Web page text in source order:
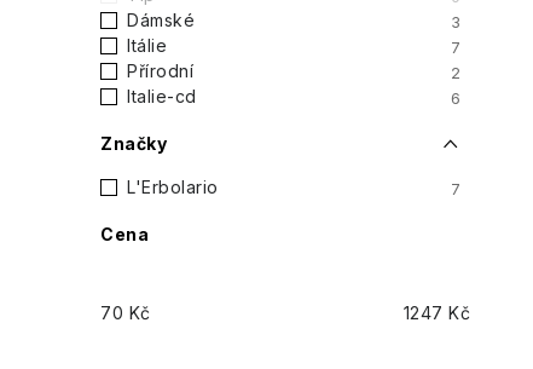
r
a
n
n
í
a
Dámské 3
Itálie 7
Přírodní 2
Italie-cd 6
Značky
L'Erbolario 7
Cena
70 Kč 1247 Kč